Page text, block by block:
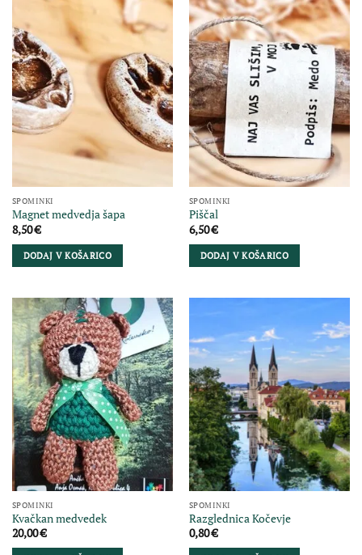
SPOMINKI
Magnet medvedja šapa
8,50€
DODAJ V KOŠARICO
SPOMINKI
Piščal
6,50€
DODAJ V KOŠARICO
SPOMINKI
Kvačkan medvedek
20,00€
SPOMINKI
Razglednica Kočevje
0,80€